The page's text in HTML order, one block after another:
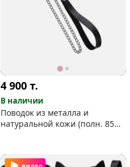
4 900т.
В наличии
Поводок из металла и
натуральной кожи (полн. 85